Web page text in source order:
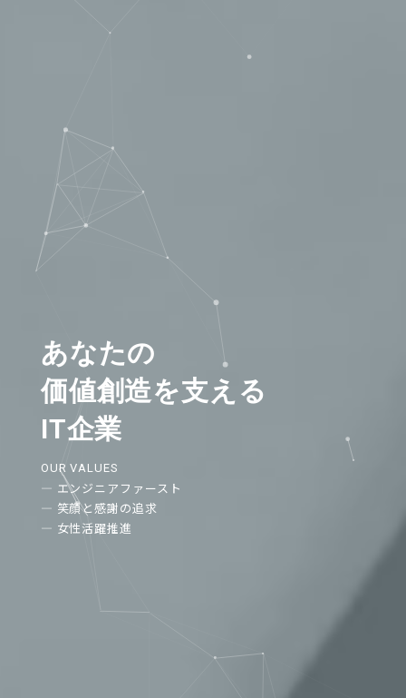
あなたの
価値創造を支える
IT企業
OUR VALUES
― エンジニアファースト
― 笑顔と感謝の追求
― 女性活躍推進